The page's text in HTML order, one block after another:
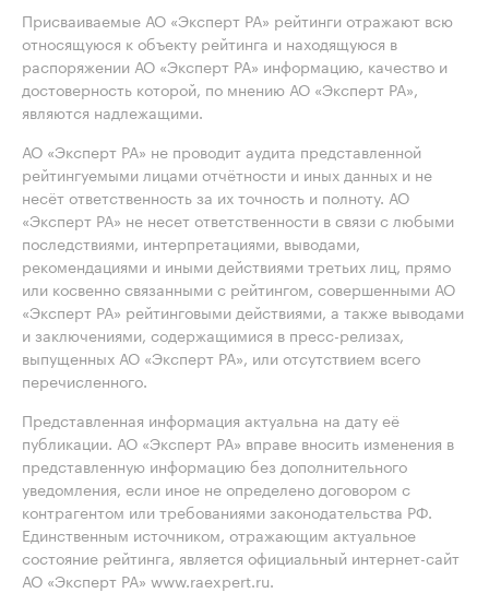
Присваиваемые АО «Эксперт РА» рейтинги отражают всю
относящуюся к объекту рейтинга и находящуюся в
распоряжении АО «Эксперт РА» информацию, качество и
достоверность которой, по мнению АО «Эксперт РА»,
являются надлежащими.
АО «Эксперт РА» не проводит аудита представленной
рейтингуемыми лицами отчётности и иных данных и не
несёт ответственность за их точность и полноту. АО
«Эксперт РА» не несет ответственности в связи с любыми
последствиями, интерпретациями, выводами,
рекомендациями и иными действиями третьих лиц, прямо
или косвенно связанными с рейтингом, совершенными АО
«Эксперт РА» рейтинговыми действиями, а также выводами
и заключениями, содержащимися в пресс-релизах,
выпущенных АО «Эксперт РА», или отсутствием всего
перечисленного.
Представленная информация актуальна на дату её
публикации. АО «Эксперт РА» вправе вносить изменения в
представленную информацию без дополнительного
уведомления, если иное не определено договором с
контрагентом или требованиями законодательства РФ.
Единственным источником, отражающим актуальное
состояние рейтинга, является официальный интернет-сайт
АО «Эксперт РА» www.raexpert.ru.